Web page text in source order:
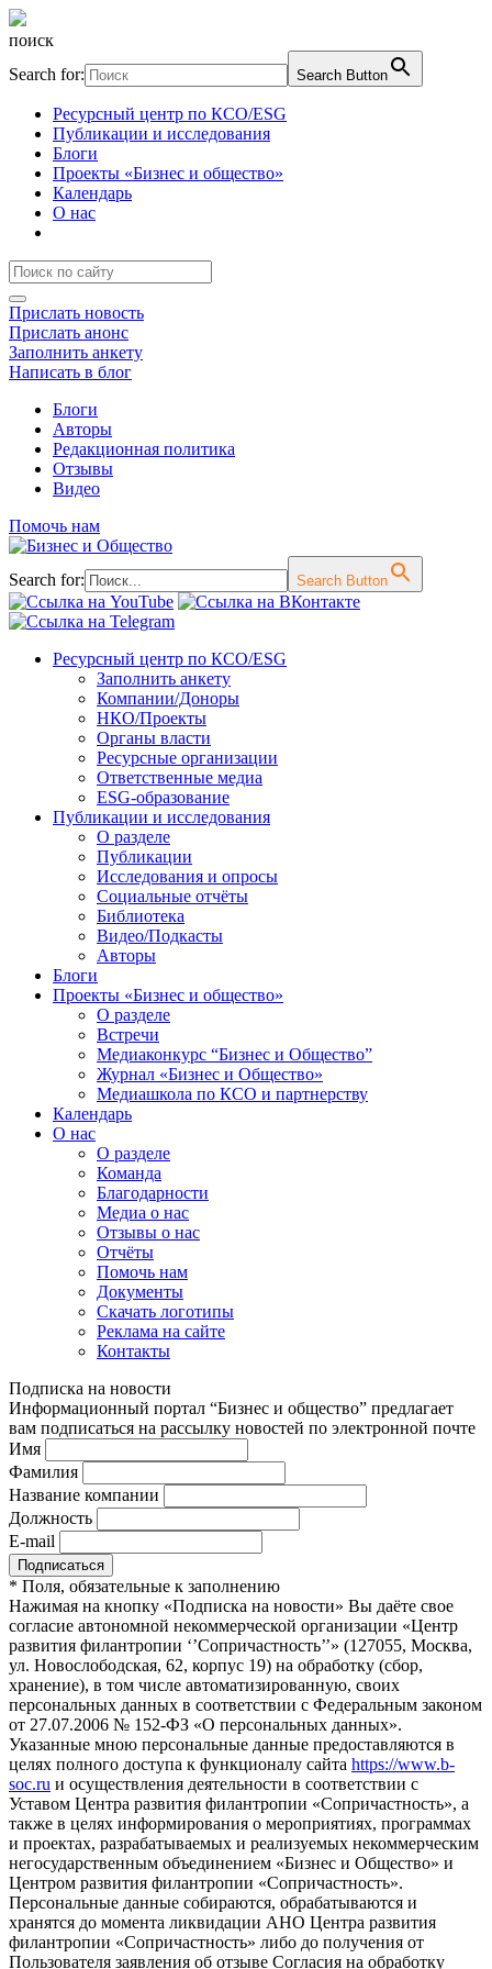
поиск
Search for:
Search Button
Ресурсный центр по КСО/ESG
Публикации и исследования
Блоги
Проекты «Бизнес и общество»
Календарь
О нас
Прислать новость
Прислать анонс
Заполнить анкету
Написать в блог
Блоги
Авторы
Редакционная политика
Отзывы
Видео
Помочь нам
Search for: Search Button
Перейти
содержимому
Ресурсный центр по КСО/ESG
Заполнить анкету
Компании/Доноры
НКО/Проекты
Органы власти
Ресурсные организации
Ответственные медиа
ESG-образование
Публикации и исследования
О разделе
Публикации
Исследования и опросы
Социальные отчёты
Библиотека
Видео/Подкасты
Авторы
Блоги
Проекты «Бизнес и общество»
О разделе
Встречи
Медиаконкурс “Бизнес и Общество”
Журнал «Бизнес и Общество»
Медиашкола по КСО и партнерству
Календарь
О нас
О разделе
Команда
Благодарности
Медиа о нас
Отзывы о нас
Отчёты
Помочь нам
Документы
Скачать логотипы
Реклама на сайте
Контакты
Подписка на новости
Информационный портал “Бизнес и общество” предлагает
вам подписаться на рассылку новостей по электронной почте
Имя
Фамилия
Название компании
Должность
E-mail
* Поля, обязательные к заполнению
Нажимая на кнопку «Подписка на новости» Вы даёте свое
согласие автономной некоммерческой организации «Центр
развития филантропии ‘’Сопричастность’’» (127055, Москва,
ул. Новослободская, 62, корпус 19) на обработку (сбор,
хранение), в том числе автоматизированную, своих
персональных данных в соответствии с Федеральным законом
от 27.07.2006 № 152-ФЗ «О персональных данных».
Указанные мною персональные данные предоставляются в
целях полного доступа к функционалу сайта https://www.b-
soc.ru и осуществления деятельности в соответствии с
Уставом Центра развития филантропии «Сопричастность», а
также в целях информирования о мероприятиях, программах
и проектах, разрабатываемых и реализуемых некоммерческим
негосударственным объединением «Бизнес и Общество» и
Центром развития филантропии «Сопричастность».
Персональные данные собираются, обрабатываются и
хранятся до момента ликвидации АНО Центра развития
филантропии «Сопричастность» либо до получения от
Пользователя заявления об отзыве Согласия на обработку